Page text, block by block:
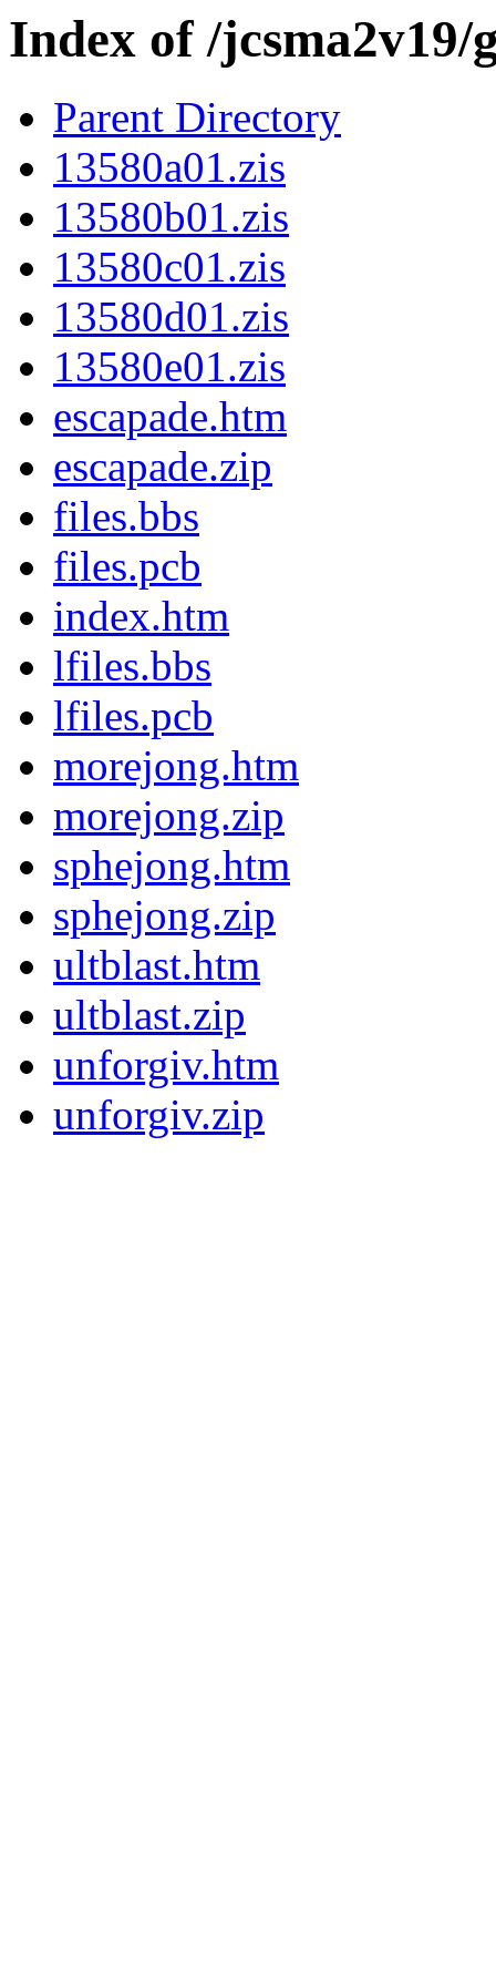
Index of /jcsma2v19/
Parent Directory
13580a01.zis
13580b01.zis
13580c01.zis
13580d01.zis
13580e01.zis
escapade.htm
escapade.zip
files.bbs
files.pcb
index.htm
lfiles.bbs
lfiles.pcb
morejong.htm
morejong.zip
sphejong.htm
sphejong.zip
ultblast.htm
ultblast.zip
unforgiv.htm
unforgiv.zip